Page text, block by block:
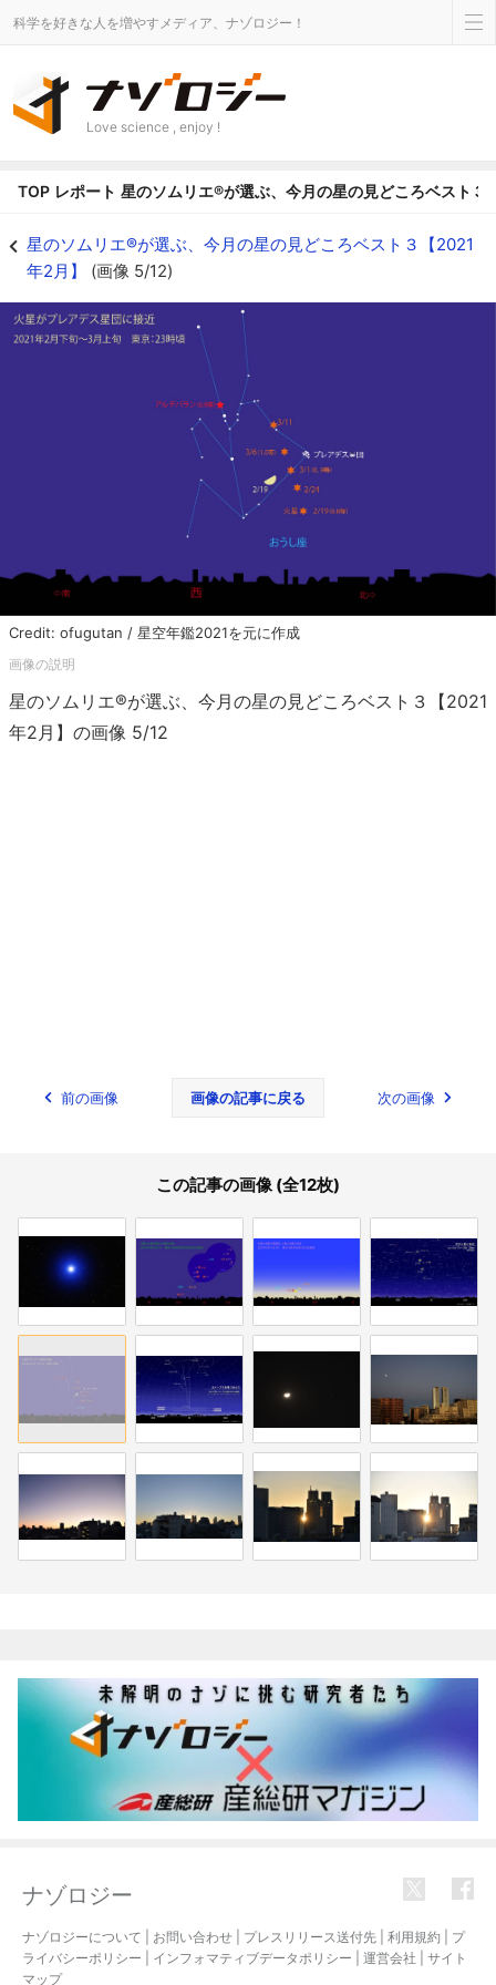
科学を好きな人を増やすメディア、ナゾロジー！
Love science , enjoy !
TOP レポート 星のソムリエ®が選ぶ、今月の星の見どころベスト３
星のソムリエ®が選ぶ、今月の星の見どころベスト３【2021
年2月】 (画像 5/12)
Credit: ofugutan / 星空年鑑2021を元に作成
星のソムリエ®が選ぶ、今月の星の見どころベスト３【2021
年2月】の画像 5/12
前の画像 画像の記事に戻る 次の画像
この記事の画像 (全12枚)
ナゾロジー
ナゾロジーについて お問い合わせ プレスリリース送付先 利用規約
プ
ライバシーポリシー
インフォマティブデータポリシー 運営会社
サイト
マップ